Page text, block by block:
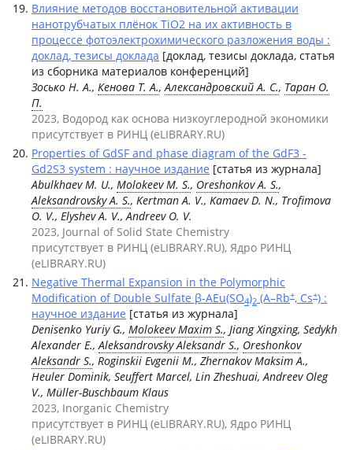
Влияние методов восстановительной активации
нанотрубчатых плёнок TiO2 на их активность в
процессе фотоэлектрохимического разложения воды :
доклад, тезисы доклада [доклад, тезисы доклада, статья
из сборника материалов конференций]
Зосько Н. А., Кенова Т. А.,Александровский А. С., Таран О.
П.
2023, Водород как основа низкоуглеродной экономики
присутствует в РИНЦ (eLIBRARY.RU)
Properties of GdSF and phase diagram of the GdF3 -
Gd2S3 system : научное издание [статья из журнала]
Abulkhaev M. U., Molokeev M. S., Oreshonkov A. S.,
Aleksandrovsky A. S., Kertman A. V., Kamaev D. N., Trofimova
O. V., Elyshev A. V., Andreev O. V.
2023, Journal of Solid State Chemistry
присутствует в РИНЦ (eLIBRARY.RU), Ядро РИНЦ
(eLIBRARY.RU)
Negative Thermal Expansion in the Polymorphic
Modification of Double Sulfate β-AEu(SO4)2 (A–Rb+, Cs+) :
научное издание [статья из журнала]
Denisenko Yuriy G., Molokeev Maxim S., Jiang Xingxing, Sedykh
Alexander E.,Aleksandrovsky Aleksandr S., Oreshonkov
Aleksandr S., Roginskii Evgenii M., Zhernakov Maksim A.,
Heuler Dominik, Seuffert Marcel, Lin Zheshuai, Andreev Oleg
V., Müller-Buschbaum Klaus
2023, Inorganic Chemistry
присутствует в РИНЦ (eLIBRARY.RU), Ядро РИНЦ
(eLIBRARY.RU)